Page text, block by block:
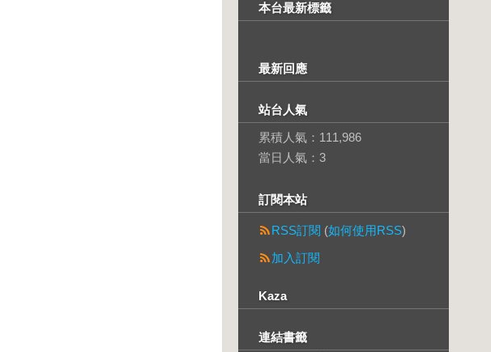
本台最新標籤
最新回應
站台人氣
累積人氣： 111,986
當日人氣： 3
訂閱本站
RSS訂閱 (如何使用RSS)
加入訂閱
Kaza
連結書籤